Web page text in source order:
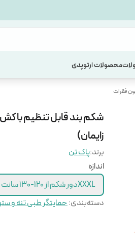
محصولات ارتوپدی
فقرات
شکم بند قابل تنظیم با
زایمان)
برند:پاک تن
اندازه
XXXLدور شکم از 120-130 سانت
دسته‌بندی:حمایتگر طبی تنه و